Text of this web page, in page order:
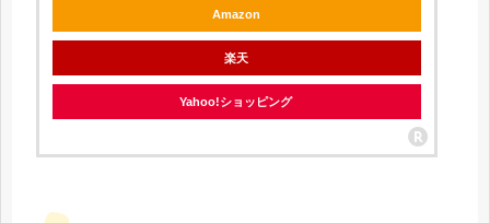
Amazon
楽天
Yahoo!ショッピング